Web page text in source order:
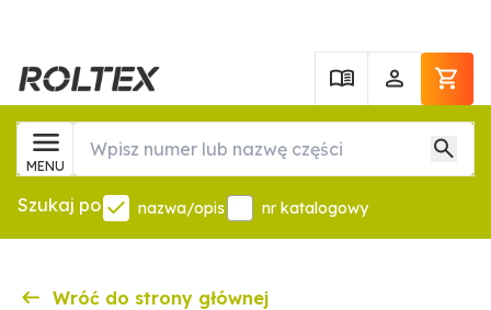
MENU
Szukaj po nazwa/opis nr katalogowy
Wróć do strony głównej